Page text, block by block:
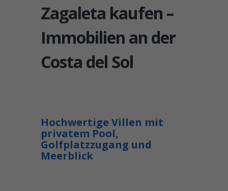
Zagaleta kaufen –
Immobilien an der
Costa del Sol
Hochwertige Villen mit
privatem Pool,
Golfplatzzugang und
Meerblick